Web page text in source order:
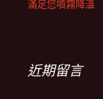
滿足您噴霧降溫
近期留言